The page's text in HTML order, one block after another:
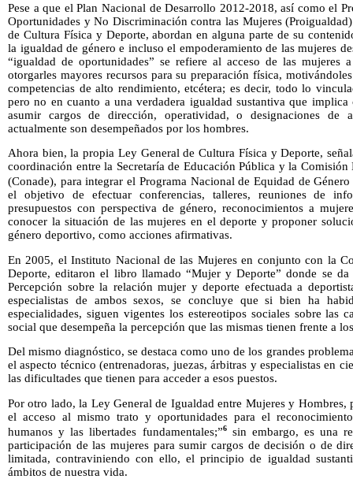
Pese a que el Plan Nacional de Desarrollo 2012-2018, así como el
Oportunidades y No Discriminación contra las Mujeres
de Cultura Física y Deporte, abordan en alguna parte de su
la igualdad de género e incluso el empoderamiento de las mujeres
“igualdad de oportunidades” se refiere al acceso de las mujeres
otorgarles mayores recursos para su preparación física,
competencias de alto rendimiento, etcétera; es decir, todo lo
pero no en cuanto a una verdadera igualdad sustantiva que
asumir cargos de dirección, operatividad, o designaciones
actualmente son desempeñados por los hombres.
Ahora bien, la propia Ley General de Cultura Física y Deporte,
coordinación entre la Secretaría de Educación Pública y la
(Conade), para integrar el Programa Nacional de Equidad de
el objetivo de efectuar conferencias, talleres, reuniones de
presupuestos con perspectiva de género, reconocimientos a
conocer la situación de las mujeres en el deporte y proponer
género deportivo, como acciones afirmativas.
En 2005, el Instituto Nacional de las Mujeres en conjunto con la
Deporte, editaron el libro llamado “Mujer y Deporte” donde se da
Percepción sobre la relación mujer y deporte efectuada a
especialistas de ambos sexos, se concluye que si bien ha
especialidades, siguen vigentes los estereotipos sociales sobre las
social que desempeña la percepción que las mismas tienen frente a
Del mismo diagnóstico, se destaca como uno de los grandes
el aspecto técnico (entrenadoras, juezas, árbitras y especialistas en
las dificultades que tienen para acceder a esos puestos.
Por otro lado, la Ley General de Igualdad entre Mujeres y Hombres,
el acceso al mismo trato y oportunidades para el
humanos y las libertades fundamentales;”6sin embargo, es una
participación de las mujeres para sumir cargos de decisión o de
limitada, contraviniendo con ello, el principio de igualdad
ámbitos de nuestra vida.